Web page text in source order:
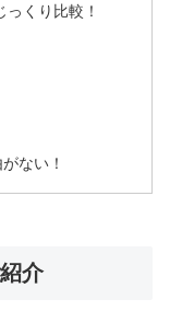
くり比較！
ない！
介